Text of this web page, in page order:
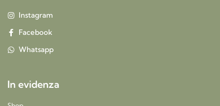
Instagram
Facebook
Whatsapp
In evidenza